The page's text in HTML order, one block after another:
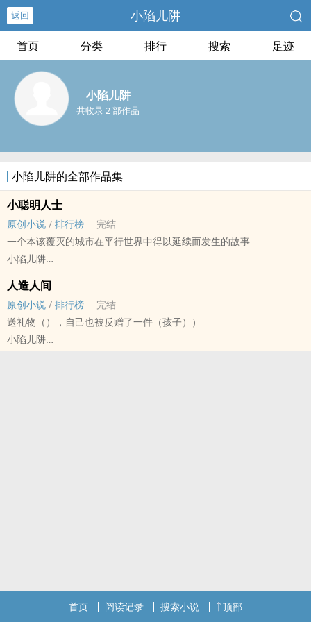
返回 小陷儿阱
首页 分类 排行 搜索 足迹
小陷儿阱
共收录 2 部作品
小陷儿阱的全部作品集
小聪明人士
原创小说 / 排行榜
完结
一个本该覆灭的城市在平行世界中得以延续而发生的故事
小陷儿阱
现代 - 生子
一个本应在二战中消亡的城市被轰炸进时间提前一个月的平行世界，
幸运儿英良（海军作战部队士兵）保留了这次记忆，果断逃离军队打
算为自己谋求短短一月的灿烂生活，甚至不惜委身于来抓他的长官身
人造人间
原创小说 / 排行榜
完结
送礼物（），自己也被反赠了一件（孩子））
小陷儿阱
首页 阅读记录 搜索小说 顶部